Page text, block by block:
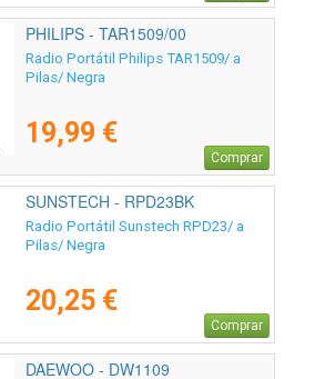
PHILIPS - TAR1509/00
Radio Portátil Philips TAR1509/ a
Pilas/ Negra
19,99 €
Comprar
SUNSTECH - RPD23BK
Radio Portátil Sunstech RPD23/ a
Pilas/ Negra
20,25 €
Comprar
DAEWOO - DW1109